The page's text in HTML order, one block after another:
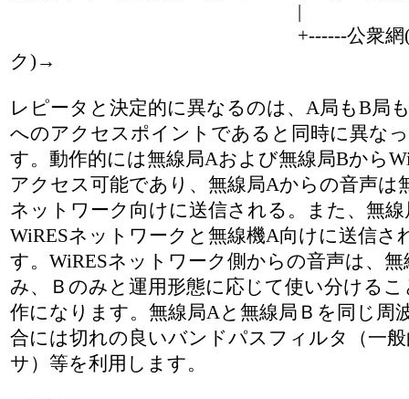
+------公衆網(WiRES
ク)→
レピータと決定的に異なるのは、A局もB局
へのアクセスポイントであると同時に異な
す。動作的には無線局Aおよび無線局Bから
アクセス可能であり、無線局Aからの音声は
ネットワーク向けに送信される。また、無
WiRESネットワークと無線機A向けに送信さ
す。WiRESネットワーク側からの音声は、
み、Ｂのみと運用形態に応じて使い分ける
作になります。無線局Aと無線局Ｂを同じ周
合には切れの良いバンドパスフィルタ（一
サ）等を利用します。